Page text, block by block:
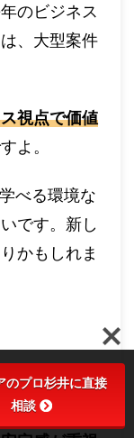
のビジネス
、大型案件
視点で価値
よ。
べる環境な
です。新し
かもしれま
しておすす
のプロ杉井に直接
相談